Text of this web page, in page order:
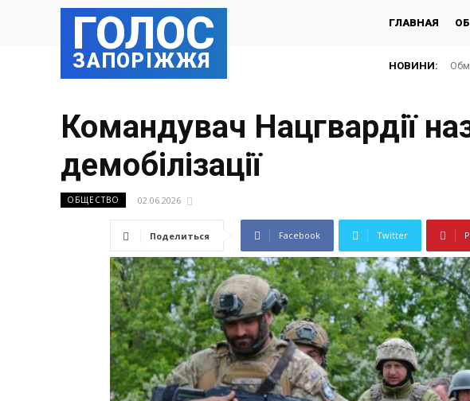
ГОЛОС
ЗАПОРІЖЖЯ
ГЛАВНАЯ
НОВИНИ:
Командувач Нацгвардії
демобілізації
ОБЩЕСТВО 02.06.2026
Поделиться Facebook Twitter